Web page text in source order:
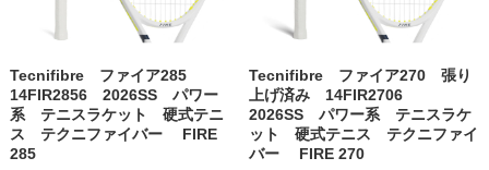
Tecnifibre ファイア285
14FIR2856 2026SS パワー
系 テニスラケット 硬式テニ
ス テクニファイバー FIRE
285
Tecnifibre ファイア270 張り
上げ済み 14FIR2706
2026SS パワー系 テニスラケ
ット 硬式テニス テクニファイ
バー FIRE 270